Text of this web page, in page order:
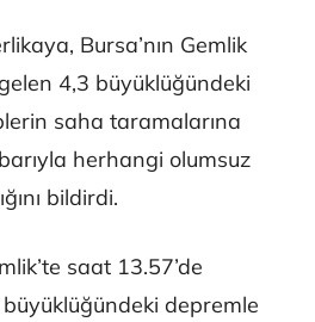
Bursa’nın Gemlik
4,3 büyüklüğündeki
saha taramalarına
herhangi olumsuz
bildirdi.
saat 13.57’de
depremle